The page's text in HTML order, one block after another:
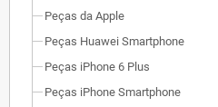
Peças da Apple
Peças Huawei Smartphone
Peças iPhone 6 Plus
Peças iPhone Smartphone